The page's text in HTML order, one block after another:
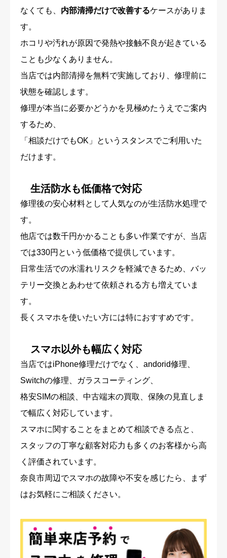
なくても、 内部清掃だけで改善するケースがありま
す。
ホコリや汚れが原因で発熱や接触不良が起きている
ことも少なくありません。
当店では内部清掃を無料で実施しており、修理前に
状態を確認します。
修理が本当に必要かどうかを見極めたうえでご案内
するため、
「相談だけでもOK」というスタンスでご利用いた
だけます。
生活防水も低価格で対応
修理後の安心材料として人気なのが生活防水処理で
す。
他店では数千円かかることも多い作業ですが、当店
では330円という低価格で提供しています。
日常生活での水濡れリスクを軽減できるため、バッ
テリー交換とあわせて依頼される方も増えていま
す。
長くスマホを使いたい方には特におすすめです。
スマホ以外も幅広く対応
当店ではiPhone修理だけでなく、andorid修理、
Switchの修理、ガラスコーティング、
格安SIMの相談、中古端末の買取、保険の見直しま
で幅広く対応しています。
スマホに関することをまとめて相談できる点と、
スタッフの丁寧な顧客対応力も多くのお客様から高
く評価されています。
奈良市周辺でスマホの故障や不安を感じたら、まず
はお気軽にご相談ください。